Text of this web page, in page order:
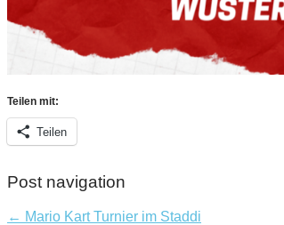
Teilen mit:
Teilen
Post navigation
← Mario Kart Turnier im Staddi